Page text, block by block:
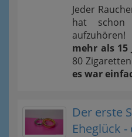
Jeder
hat schon
mehr als 15
80
es war
Der erste
Eheglück